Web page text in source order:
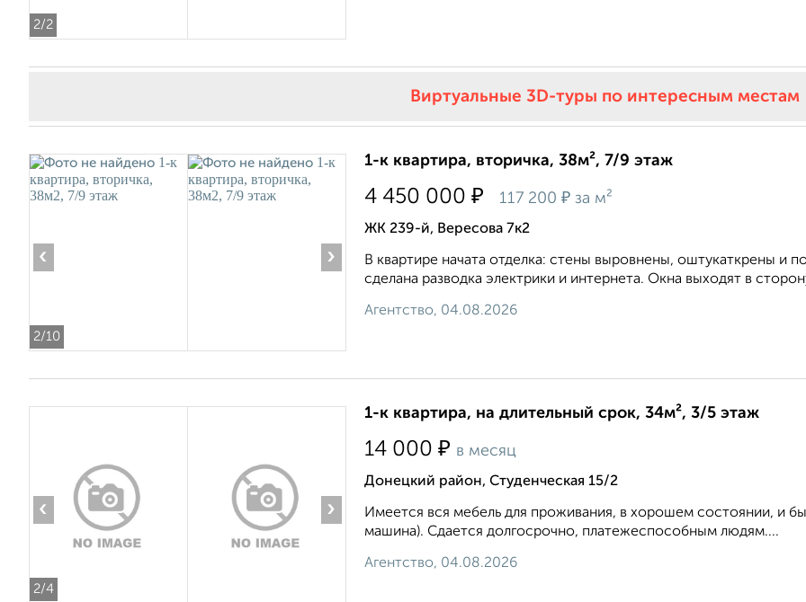
2/2
Виртуальные 3D-туры по интересным местам
2/10
‹ ›
1-к квартира, вторичка, 38м², 7/9 этаж
4 450 000 ₽ 117 200 ₽ за м²
ЖК 239-й, Вересова 7к2
В квартире начата отделка: стены выровнены, оштукаткрены и
сделана разводка электрики и интернета. Окна выходят в
Агентство, 04.08.2026
2/4
‹ ›
1-к квартира, на длительный срок, 34м², 3/5 этаж
14 000 ₽ в месяц
Донецкий район, Студенческая 15/2
Имеется вся мебель для проживания, в хорошем состоянии, и
машина). Сдается долгосрочно, платежеспособным людям....
Агентство, 04.08.2026